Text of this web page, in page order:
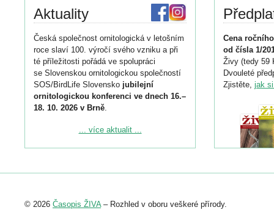
Aktuality
Česká společnost ornitologická v letošním
roce slaví 100. výročí svého vzniku a při
té příležitosti pořádá ve spolupráci
se Slovenskou ornitologickou společností
SOS/BirdLife Slovensko jubilejní
ornitologickou konferenci ve dnech 16.–
18. 10. 2026 v Brně.
Podrobnější informace ke konferenci
Registrovat se můžete do 6. září.
abstraktu přihlášené přednášky nebo
... více aktualit ...
Cena
od čísla 1/
Živy (tedy 59
Dvouleté
Zjistěte, jak
© 2026 Časopis ŽIVA– Rozhled v oboru veškeré přírody.